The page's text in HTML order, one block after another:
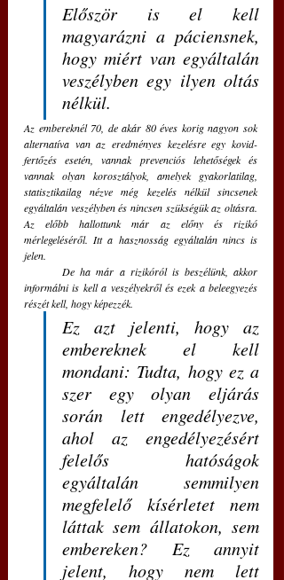
Először is el kell
magyarázni a páciensnek,
hogy miért van egyáltalán
veszélyben egy ilyen oltás
nélkül.
Az embereknél 70, de akár 80 éves korig nagyon sok
alternatíva van az eredményes kezelésre egy kovid-
fertőzés esetén, vannak prevenciós lehetőségek és
vannak olyan korosztályok, amelyek gyakorlatilag,
statisztikailag nézve még kezelés nélkül sincsenek
egyáltalán veszélyben és nincsen szükségük az oltásra.
Az előbb hallottunk már az előny és rizikó
mérlegeléséről. Itt a hasznosság egyáltalán nincs is
jelen.
informálni is kell a veszélyekről és ezek a beleegyezés
részét kell, hogy képezzék.
Ez azt jelenti, hogy az
embereknek el kell
mondani: Tudta, hogy ez a
szer egy olyan eljárás
során lett engedélyezve,
ahol az engedélyezésért
felelős hatóságok
egyáltalán semmilyen
megfelelő kísérletet nem
láttak sem állatokon, sem
embereken? Ez annyit
jelent, hogy nem lett